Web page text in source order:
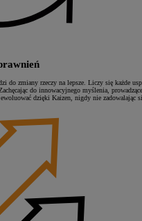
do zmiany rzeczy na lepsze. Liczy się każde
do innowacyjnego myślenia,
dzięki Kaizen, nigdy nie zadowalając